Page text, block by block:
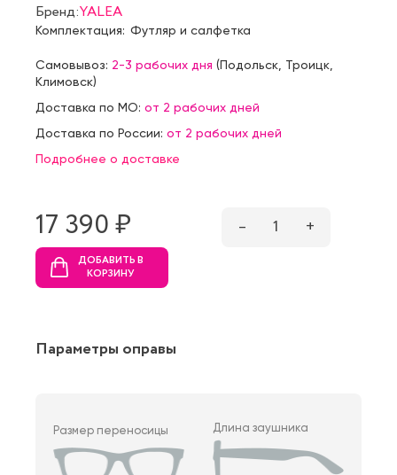
Бренд:YALEA
Комплектация: Футляр и салфетка
Самовывоз: 2-3 рабочих дня (Подольск Троицк
Климовск)
Доставка по МО: от 2 рабочих дней
Доставка по России: от 2 рабочих дней
Подробнее о доставке
17 390 ₷ – 1 +
ДОБАВИТЬ В
КОРЗИНУ
Параметры оправы
Размер переносицы Длина заушника